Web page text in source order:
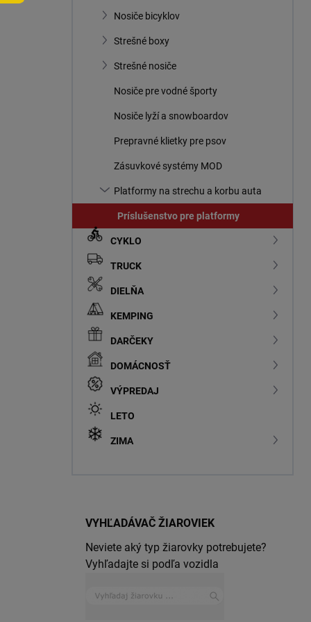
Nosiče bicyklov
Strešné boxy
Strešné nosiče
Nosiče pre vodné športy
Nosiče lyží a snowboardov
Prepravné klietky pre psov
Zásuvkové systémy MOD
Platformy na strechu a korbu auta
Príslušenstvo pre platformy
CYKLO
TRUCK
DIELŇA
KEMPING
DARČEKY
DOMÁCNOSŤ
VÝPREDAJ
LETO
ZIMA
VYHĽADÁVAČ ŽIAROVIEK
Neviete aký typ žiarovky potrebujete?
Vyhľadajte si podľa vozidla